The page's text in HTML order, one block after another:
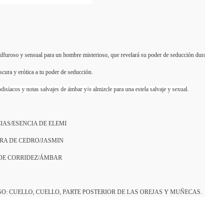
y sensual para un hombre misterioso, que revelará su poder de seducción
y erótica a tu poder de seducción.
y notas salvajes de ámbar y/o almizcle para una estela salvaje y sexual.
ESENCIA DE ELEMI
DE CEDRO/JASMIN
CORRIDEZ/ÁMBAR
CUELLO, CUELLO, PARTE POSTERIOR DE LAS OREJAS Y MUÑECAS.